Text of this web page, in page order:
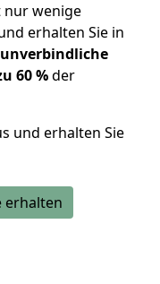
nur wenige
erhalten Sie in
60 %der
und erhalten Sie
erhalten